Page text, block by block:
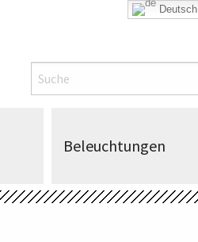
Beleuchtungen
Deutsch